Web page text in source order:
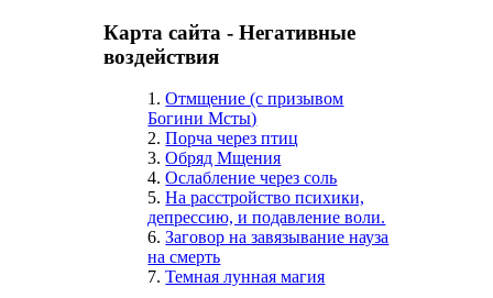
Карта сайта - Негативные
воздействия
1.Отмщение (с призывом
Богини Мсты)
2.Порча через птиц
3.Обряд Мщения
4.Ослабление через соль
5.На расстройство психики,
депрессию, и подавление воли.
6.Заговор на завязывание науза
на смерть
7.Темная лунная магия